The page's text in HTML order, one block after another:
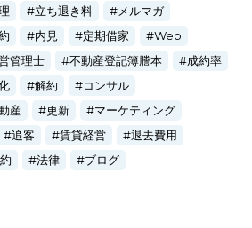
立ち退き料
メルマガ
内見 定期借家
Web
管理士 不動産登記簿謄本
成約率
解約
コンサル
産 更新
マーケティング
追客 賃貸経営
退去費用
法律 ブログ